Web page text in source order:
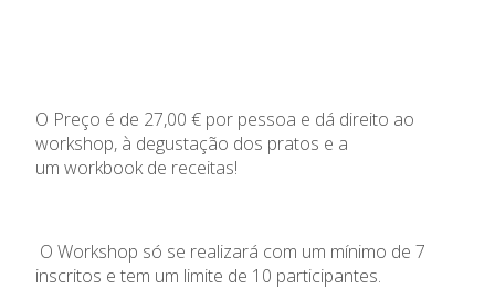
O Preço é de 27,00 € por pessoa e dá direito ao
workshop, à degustação dos pratos e a
um workbook de receitas!
O Workshop só se realizará com um mínimo de 7
inscritos e tem um limite de 10 participantes.